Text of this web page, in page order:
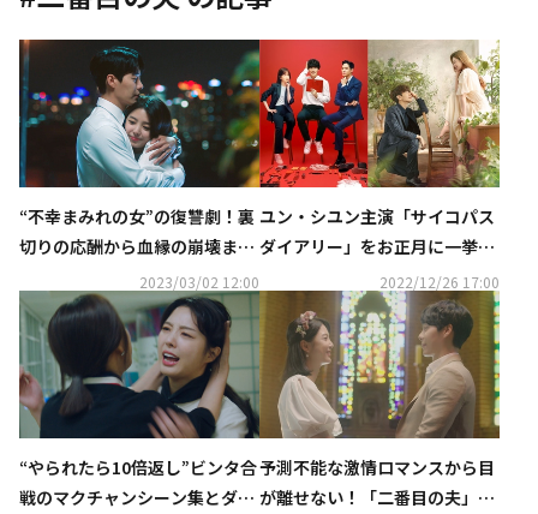
“不幸まみれの女”の復讐劇！裏
切りの応酬から血縁の崩壊ま
で…韓ドラ沼へようこそ ―「二
番目の夫」鑑賞コラム
2023/03/02 12:00
ユン・シユン主演「サイコパス
ダイアリー」をお正月に一挙放
送！イ・ミンギ×ナナ「Oh！
ご主人様」も…CSホームドラマ
チャンネル1月のラインナップ
2022/12/26 17:00
“やられたら10倍返し”ビンタ合
戦のマクチャンシーン集とダイ
予測不能な激情ロマンスから目
が離せない！「二番目の夫」第